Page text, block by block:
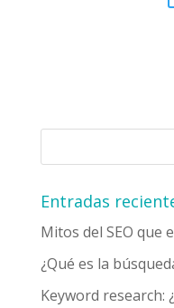
Entradas
Mitos del SEO que
¿Qué es la
Keyword research: